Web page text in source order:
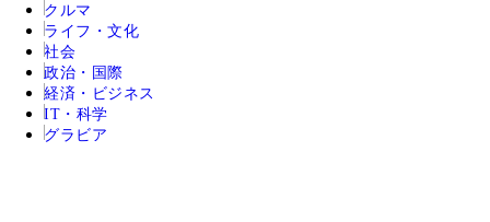
クルマ
ライフ・文化
社会
政治・国際
経済・ビジネス
IT・科学
グラビア